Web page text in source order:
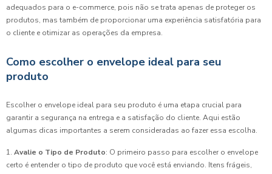
adequados para o e-commerce, pois não se trata apenas de proteger os
produtos, mas também de proporcionar uma experiência satisfatória para
o cliente e otimizar as operações da empresa.
Como escolher o envelope ideal para seu
produto
Escolher o envelope ideal para seu produto é uma etapa crucial para
garantir a segurança na entrega e a satisfação do cliente. Aqui estão
algumas dicas importantes a serem consideradas ao fazer essa escolha.
1. Avalie o Tipo de Produto: O primeiro passo para escolher o envelope
certo é entender o tipo de produto que você está enviando. Itens frágeis,